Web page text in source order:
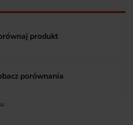
produkt
porównania